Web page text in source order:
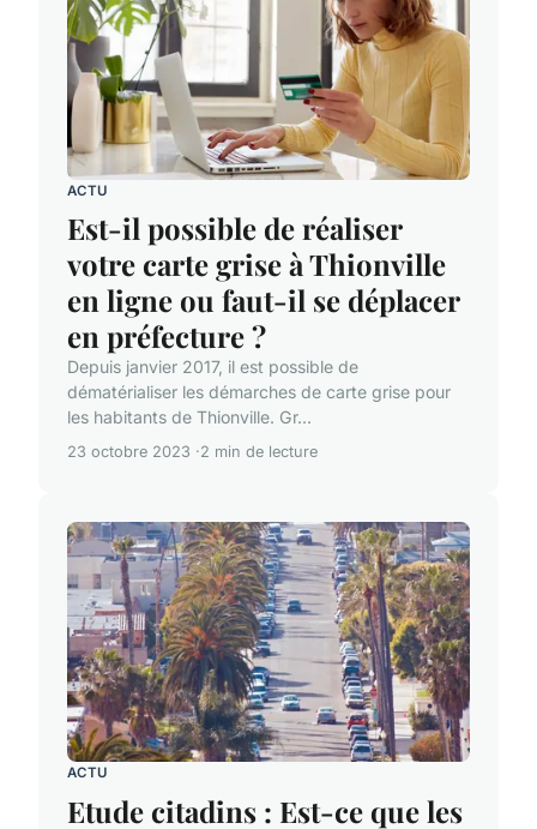
ACTU
Est-il possible de réaliser
votre carte grise à Thionville
en ligne ou faut-il se déplacer
en préfecture ?
Depuis janvier 2017, il est possible de
dématérialiser les démarches de carte grise pour
les habitants de Thionville. Gr...
23 octobre 2023 2 min de lecture
ACTU
Etude citadins : Est-ce que les